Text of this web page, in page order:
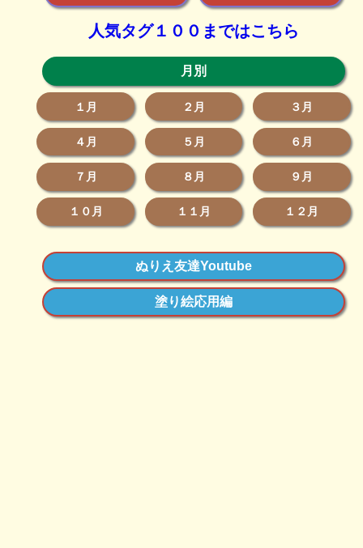
人気タグ１００まではこちら
月別
１月 ２月 ３月
４月 ５月 ６月
７月 ８月 ９月
１０月 １１月 １２月
ぬりえ友達Youtube
塗り絵応用編